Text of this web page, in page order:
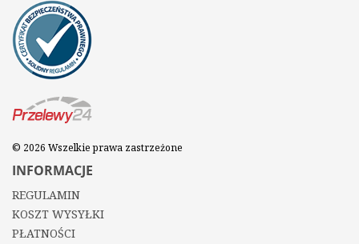
© 2026 Wszelkie prawa zastrzeżone
INFORMACJE
REGULAMIN
KOSZT WYSYŁKI
PŁATNOŚCI